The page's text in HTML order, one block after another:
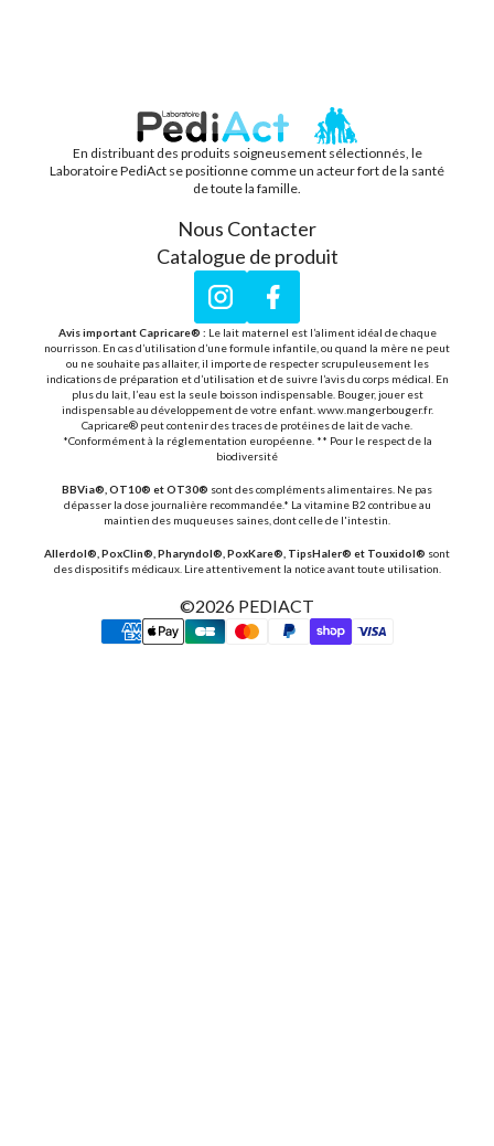
PEDIACT
En distribuant des produits soigneusement sélectionnés, le
Laboratoire PediAct se positionne comme un acteur fort de la santé
de toute la famille.
Nous Contacter
Catalogue de produit
InstagramFacebook
Avis important Capricare® : Le lait maternel est l’aliment idéal de chaque
nourrisson. En cas d’utilisation d’une formule infantile, ou quand la mère ne peut
ou ne souhaite pas allaiter, il importe de respecter scrupuleusement les
indications de préparation et d’utilisation et de suivre l’avis du corps médical. En
plus du lait, l’eau est la seule boisson indispensable. Bouger, jouer est
indispensable au développement de votre enfant. www.mangerbouger.fr.
Capricare® peut contenir des traces de protéines de lait de vache.
*Conformément à la réglementation européenne. ** Pour le respect de la
biodiversité
BBVia®, OT10® et OT30® sont des compléments alimentaires. Ne pas
dépasser la dose journalière recommandée.* La vitamine B2 contribue au
maintien des muqueuses saines, dont celle de l'intestin.
Allerdol®, PoxClin®, Pharyndol®, PoxKare®, TipsHaler® et Touxidol® sont
des dispositifs médicaux. Lire attentivement la notice avant toute utilisation.
©2026 PEDIACT